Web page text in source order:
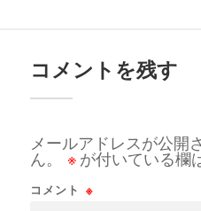
コメントを残す
メールアドレスが公開
ん。
※ が付いている欄
コメント ※